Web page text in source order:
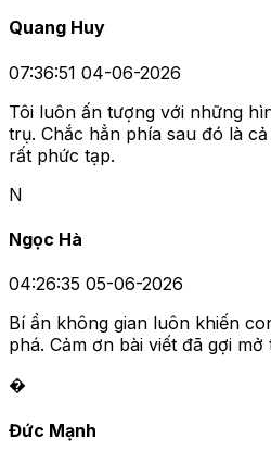
Quang Huy
07:36:51 04-06-2026
Tôi luôn ấn tượng với những
trụ. Chắc hẳn phía sau đó là
rất phức tạp.
N
Ngọc Hà
04:26:35 05-06-2026
Bí ẩn không gian luôn khiến
phá. Cảm ơn bài viết đã gợi
�
Đức Mạnh